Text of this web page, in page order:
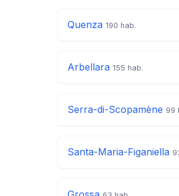
Quenza 190 hab.
Arbellara 155 hab.
Serra-di-Scopamène 99
Santa-Maria-Figaniella